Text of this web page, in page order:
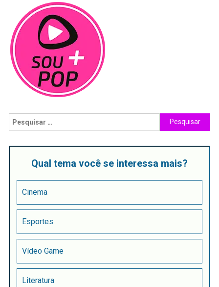
Qual tema você se interessa mais?
Cinema
Esportes
Vídeo Game
Literatura